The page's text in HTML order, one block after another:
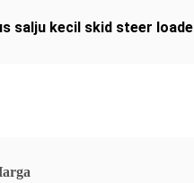
salju kecil skid steer